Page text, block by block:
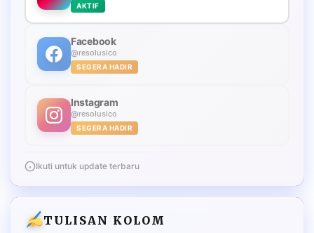
AKTIF
Facebook
@resolusico
SEGERA HADIR
Instagram
@resolusico
SEGERA HADIR
Ikuti untuk update terbaru
TULISAN KOLOM